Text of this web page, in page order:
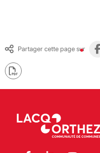
Partager cette page sur